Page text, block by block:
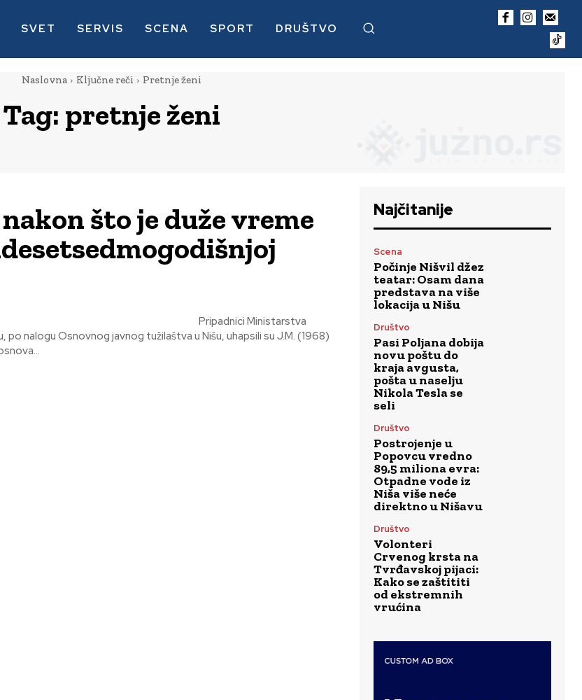
SVET SERVIS SCENA SPORT DRUŠTVO
Naslovna Ključne reči Pretnje ženi
Tag: pretnje ženi
što je duže vreme
Ministarstva
po nalogu Osnovnog javnog tužilaštva u Nišu, uhapsili su J.M. (1968)
Najčitanije
Scena
Počinje Nišvil džez
teatar: Osam dana
predstava na više
lokacija u Nišu
Društvo
Pasi Poljana dobija
novu poštu do
kraja avgusta,
pošta u naselju
Nikola Tesla se
seli
Društvo
Postrojenje u
Popovcu vredno
89,5 miliona evra:
Otpadne vode iz
Niša više neće
direktno u Nišavu
Društvo
Volonteri
Crvenog krsta na
Tvrđavskoj pijaci:
Kako se zaštititi
od ekstremnih
vrućina